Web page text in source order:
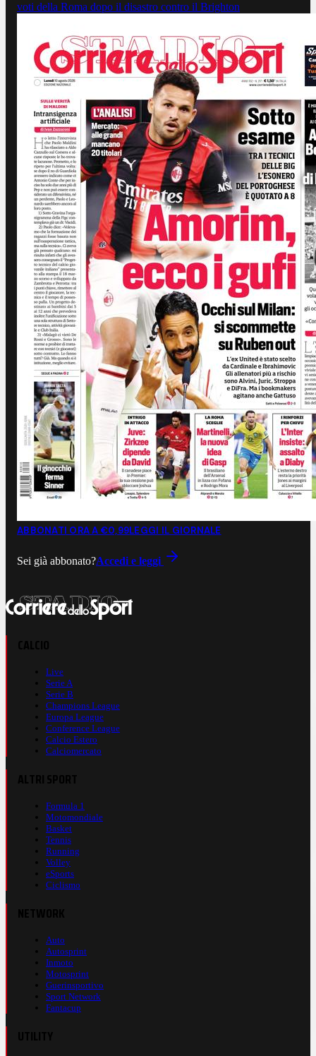
voti della Roma dopo il disastro contro il Brighton
ABBONATI ORA A €0,99LEGGI IL GIORNALE
Sei già abbonato?Accedi e leggi
Live
Serie A
Serie B
Champions League
Europa League
Conference League
Calcio Estero
Calciomercato
Formula 1
Motomondiale
Basket
Tennis
Running
Volley
eSports
Ciclismo
Auto
Autosprint
Inmoto
Motosprint
Guerinsportivo
Sport Network
Fantacup